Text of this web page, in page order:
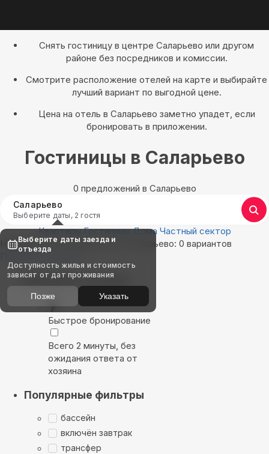
Снять гостиницу в центре Саларьево или другом
районе без посредников и комиссии.
Смотрите расположение отелей на карте и выбирайте
лучший вариант по выгодной цене.
Цена на отель в Саларьево заметно упадет, если
бронировать в приложении.
Гостиницы в Саларьево
0 предложений в Саларьево
Саларьево
Выберите даты, 2 гостя
Квартиры Гостиницы Дома Частный сектор
Найдём, где остановиться в Саларьево: 0 вариантов
Показать на карте
Выбирайте лучшее
Быстрое бронирование
Всего 2 минуты, без
ожидания ответа от
хозяина
Популярные фильтры
бассейн
включён завтрак
трансфер
Выберите даты заезда и
отъезда
Доступность жилья и стоимость
зависят от дат проживания
Позже Указать